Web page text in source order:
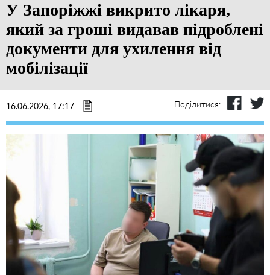
У Запоріжжі викрито лікаря,
який за гроші видавав підроблені
документи для ухилення від
мобілізації
16.06.2026, 17:17 Поділитися: